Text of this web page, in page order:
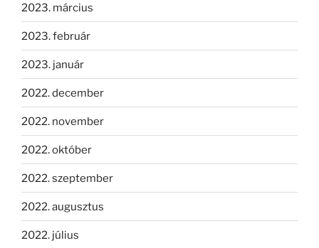
2023. március
2023. február
2023. január
2022. december
2022. november
2022. október
2022. szeptember
2022. augusztus
2022. július